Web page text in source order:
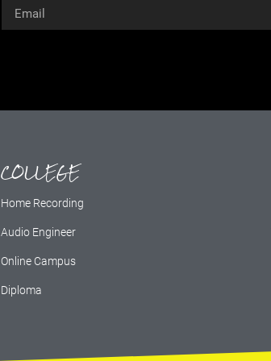
COLLEGE
Home Recording
Audio Engineer
Online Campus
Diploma